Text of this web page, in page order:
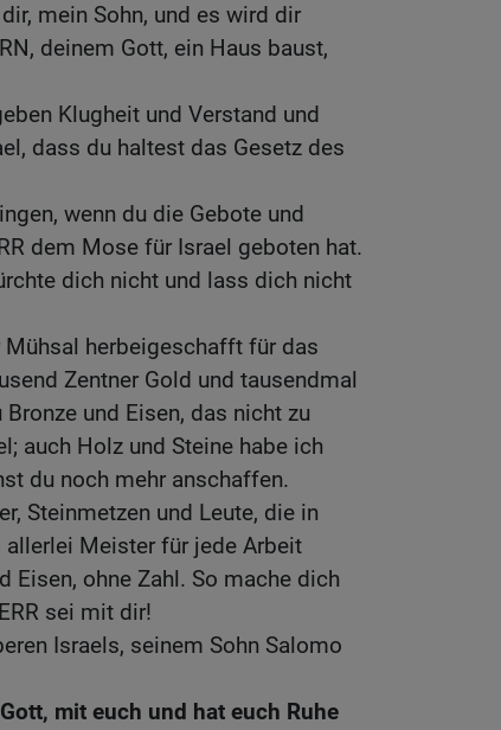
mein Sohn, und es wird dir
deinem Gott, ein Haus baust,
Klugheit und Verstand und
dass du haltest das Gesetz des
wenn du die Gebote und
dem Mose für Israel geboten hat.
dich nicht und lass dich nicht
Mühsal herbeigeschafft für das
Zentner Gold und tausendmal
Bronze und Eisen, das nicht zu
auch Holz und Steine habe ich
du noch mehr anschaffen.
Steinmetzen und Leute, die in
allerlei Meister für jede Arbeit
Eisen, ohne Zahl. So mache dich
sei mit dir!
Israels, seinem Sohn Salomo
mit euch und hat euch Ruhe